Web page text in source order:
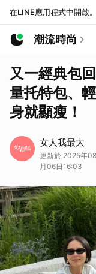
在LINE應用程式中開啟。
潮流時尚
又一經典包
量托特包、
身就顯瘦！
女人我最大
更新於 2025年
月06日16:03